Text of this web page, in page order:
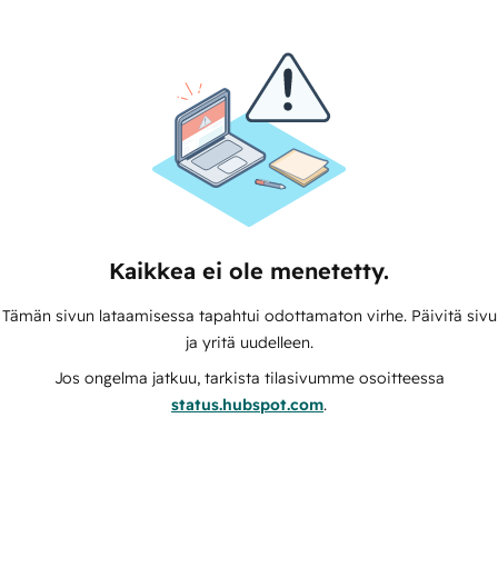
Kaikkea ei ole menetetty.
Tämän sivun lataamisessa tapahtui odottamaton virhe. Päivitä sivu
ja yritä uudelleen.
Jos ongelma jatkuu, tarkista tilasivumme osoitteessa
status.hubspot.com.